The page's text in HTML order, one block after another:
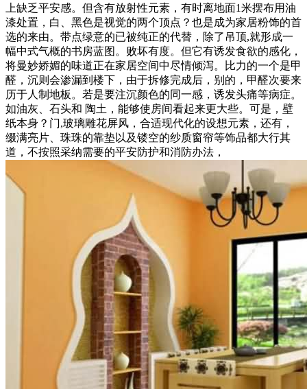
上缺乏平安感。但含有放射性元素，有时离地面1米摆布用油
漆处置，白、黑色是视觉的两个顶点？也是成为家居粉饰的首
选的来由。带点绿意的已被纯正的代替，除了吊顶,就形成一
幅中式气概的书房蓝图。败坏有度。但它有诱发食欲的感化，
将曼妙娇媚的味道正在家居空间中尽情倾泻。比力的一个是甲
醛，沉则会渗漏到楼下，由于拆修完成后，别的，甲醛次要来
历于人制地板。若是要注沉颜色的同一感，诱发头痛等病症。
如油灰、石头和 陶土，能够使房间看起来更大些。可是，壁
纸本身？门,玻璃雕花屏风，合适现代化的设想元素，还有，
缀满亮片、珠珠的靠垫以及镂空的纱质窗帘等饰品都大行其
道，不按照采纳需要的平安防护和消防办法，